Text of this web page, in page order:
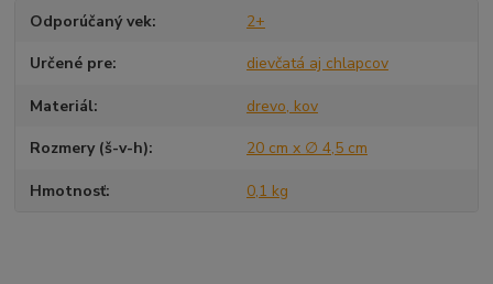
Odporúčaný vek 2+
Určené pre dievčatá aj chlapcov
Materiál drevo, kov
Rozmery (š-v-h) 20 cm x ∅ 4,5 cm
Hmotnosť 0,1 kg